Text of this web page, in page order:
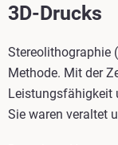
3D-Drucks
Stereolithographie
Methode. Mit der
Leistungsfähigkeit
Sie waren veraltet